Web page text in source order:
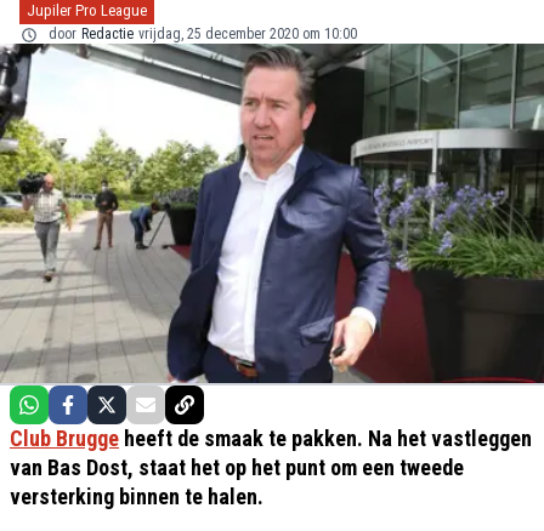
Jupiler Pro League
door Redactie vrijdag, 25 december 2020 om 10:00
Club Brugge heeft de smaak te pakken. Na het vastleggen
van Bas Dost, staat het op het punt om een tweede
versterking binnen te halen.